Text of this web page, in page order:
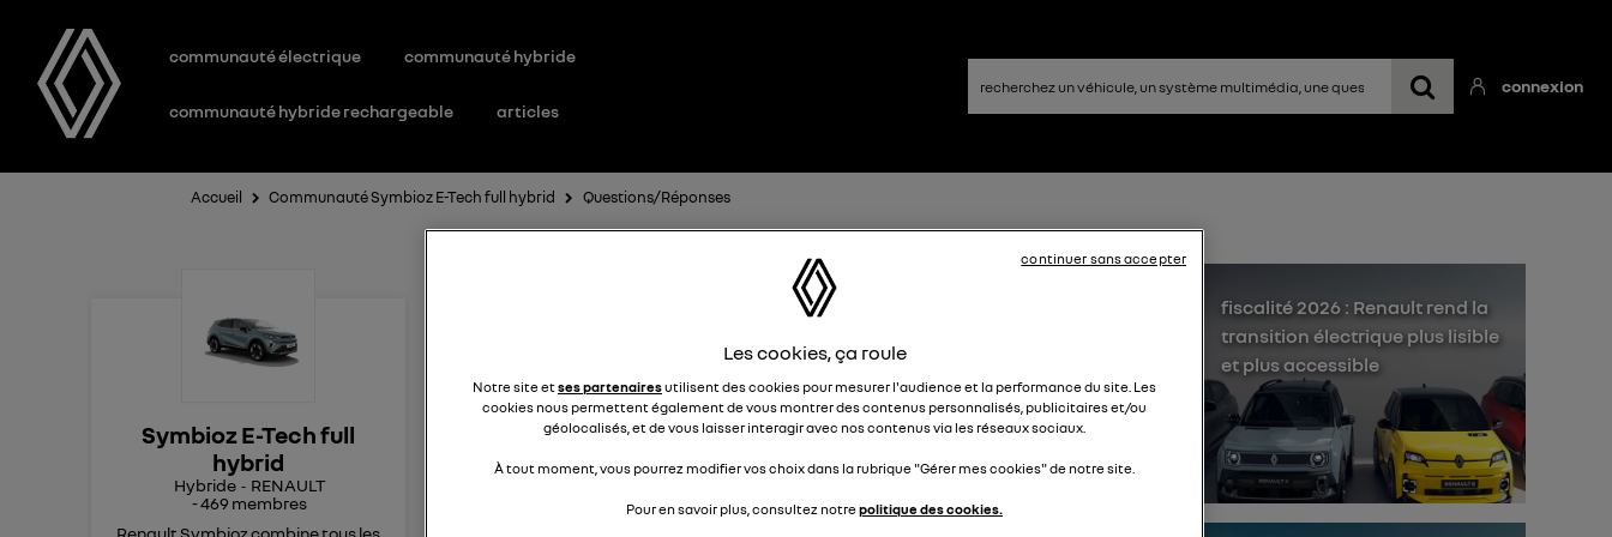
communauté électrique communauté hybride
communauté hybride rechargeable articles
connexion
Accueil Communauté Symbioz E-Tech full hybrid Questions/Réponses
Symbioz E-Tech full
hybrid
Hybride
RENAULT
-469 membres
Renault Symbioz combine tous les
Mise à jour moteur thermique 1.2.0
Bonjour je n'arrive pas à faire la mise à jour suivante qui m'est
proposée
fiscalité 2026 : Renault rend la
transition électrique plus lisible
et plus accessible
Les cookies, ça roule
Notre site etses partenairesutilisent des cookies pour mesurer l'audience et la performance du site. Les
cookies nous permettent également de vous montrer des contenus personnalisés, publicitaires et/ou
géolocalisés, et de vous laisser interagir avec nos contenus via les réseaux sociaux.
À tout moment, vous pourrez modifier vos choix dans la rubrique "Gérer mes cookies" de notre site.
Pour en savoir plus, consultez notrepolitique des cookies.
continuer sans accepter